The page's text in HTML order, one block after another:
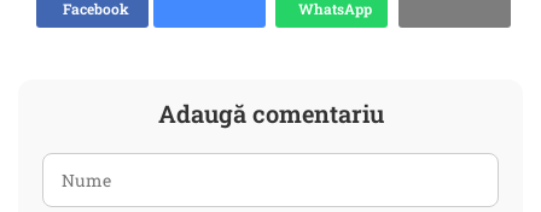
Facebook WhatsApp
Adaugă comentariu